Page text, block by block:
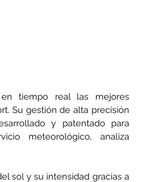
tiempo real las mejores
Su gestión de alta precisión
y patentado para
meteorológico, analiza
sol y su intensidad gracias a